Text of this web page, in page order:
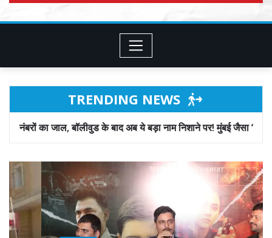
TRENDING NEWS
के बाद अब ये बड़ा नाम निशाने पर! मुंबई जैसा ‘फिरौती खेल’ अब दिल्ली-पंजाब में?
बॉलीवुड